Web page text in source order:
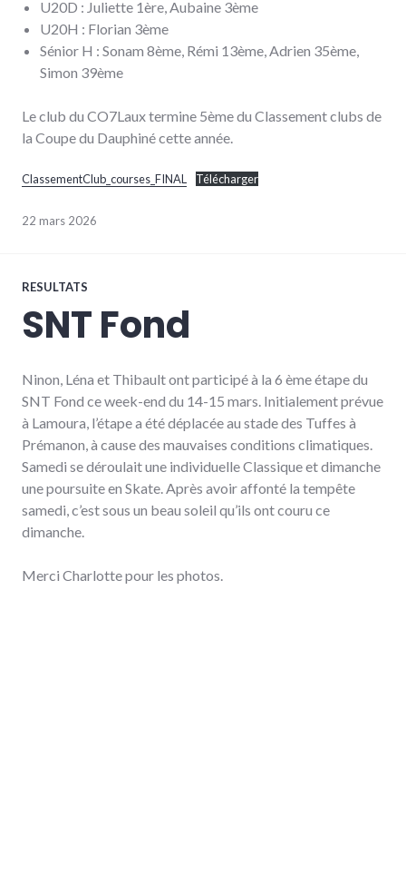
U20D : Juliette 1ère, Aubaine 3ème
U20H : Florian 3ème
Sénior H : Sonam 8ème, Rémi 13ème, Adrien 35ème,
Simon 39ème
Le club du CO7Laux termine 5ème du Classement clubs de
la Coupe du Dauphiné cette année.
ClassementClub_courses_FINAL Télécharger
22 mars 2026
RESULTATS
SNT Fond
Ninon, Léna et Thibault ont participé à la 6 ème étape du
SNT Fond ce week-end du 14-15 mars. Initialement prévue
à Lamoura, l’étape a été déplacée au stade des Tuffes à
Prémanon, à cause des mauvaises conditions climatiques.
Samedi se déroulait une individuelle Classique et dimanche
une poursuite en Skate. Après avoir affonté la tempête
samedi, c’est sous un beau soleil qu’ils ont couru ce
dimanche.
Merci Charlotte pour les photos.